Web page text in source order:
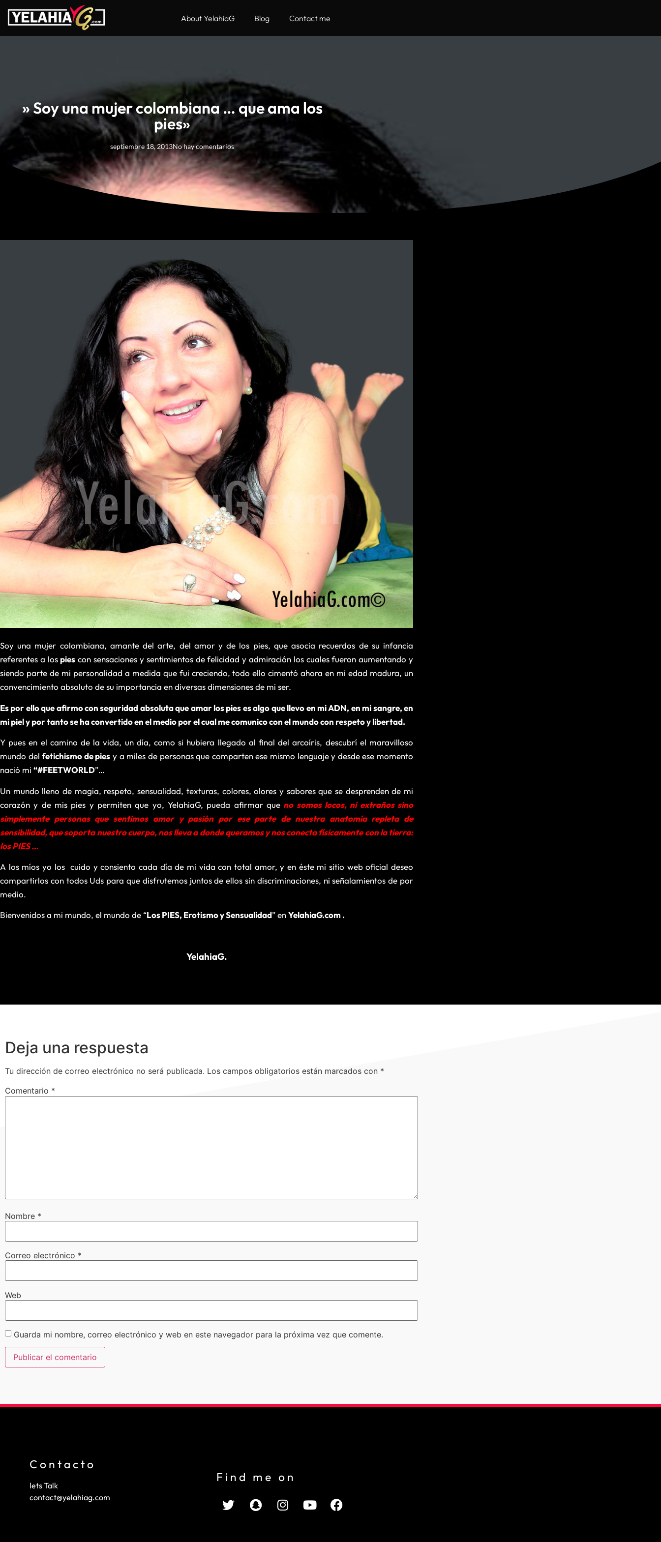
About YelahiaG Blog Contact me
» Soy una mujer colombiana … que ama los
pies»
septiembre 18, 2013No hay comentarios
Soy una mujer colombiana, amante del arte, del amor y de los pies, que asocia recuerdos de su infancia
referentes a los pies con sensaciones y sentimientos de felicidad y admiración los cuales fueron aumentando y
siendo parte de mi personalidad a medida que fui creciendo, todo ello cimentó ahora en mi edad madura, un
convencimiento absoluto de su importancia en diversas dimensiones de mi ser.
Es por ello que afirmo con seguridad absoluta que amar los pies es algo que llevo en mi ADN, en mi sangre, en
mi piel y por tanto se ha convertido en el medio por el cual me comunico con el mundo con respeto y libertad.
Y pues en el camino de la vida, un día, como si hubiera llegado al final del arcoíris, descubrí el maravilloso
mundo delfetichismo de pies y a miles de personas que comparten ese mismo lenguaje y desde ese momento
nació mi “#FEETWORLD”…
Un mundo lleno de magia, respeto, sensualidad, texturas, colores, olores y sabores que se desprenden de mi
corazón y de mis pies y permiten que yo, YelahiaG, pueda afirmar que no somos locos, ni extraños sino
simplemente personas que sentimos amor y pasión por ese parte de nuestra anatomía repleta de
sensibilidad, que soporta nuestro cuerpo, nos lleva a donde queramos y nos conecta físicamente con la tierra:
los PIES …
A los míos yo los cuido y consiento cada día de mi vida con total amor, y en éste mi sitio web oficial deseo
compartirlos con todos Uds para que disfrutemos juntos de ellos sin discriminaciones, ni señalamientos de por
medio.
Bienvenidos a mi mundo, el mundo de “Los PIES, Erotismo y Sensualidad” enYelahiaG.com .
YelahiaG.
Deja una respuesta
Tu dirección de correo electrónico no será publicada. Los campos obligatorios están marcados con *
Comentario *
Nombre *
Correo electrónico *
Web
Guarda mi nombre, correo electrónico y web en este navegador para la próxima vez que comente.
Contacto
lets Talk
contact@yelahiag.com
Find me on